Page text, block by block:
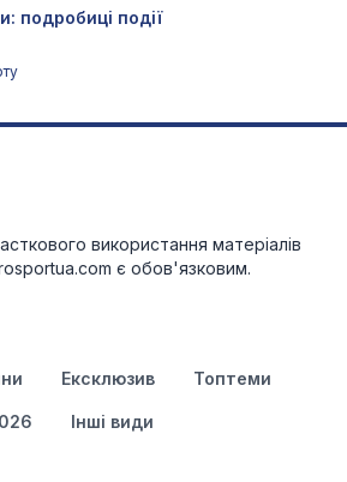
подробиці події
використання матеріалів
є обов'язковим.
Ексклюзив Топтеми
Інші види